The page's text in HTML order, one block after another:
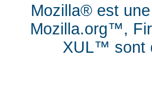
Mozilla® est
Mozilla.org™,
XUL™ sont